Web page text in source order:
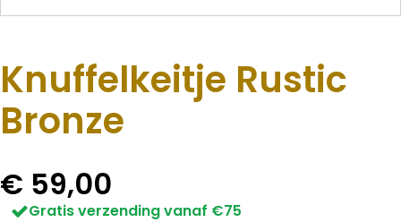
Knuffelkeitje Rustic
Bronze
€ 59,00
Gratis verzending vanaf €75